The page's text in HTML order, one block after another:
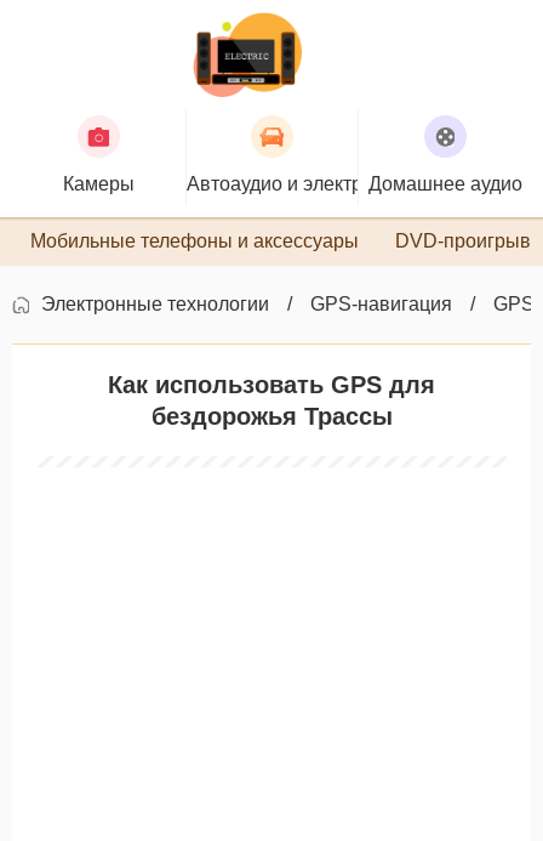
Камеры Автоаудио и электроникаДомашнее аудио
Мобильные телефоны и аксессуары DVD-
Электронные технологии GPS-навигация GPS-
Как использовать GPS для
бездорожья Трассы